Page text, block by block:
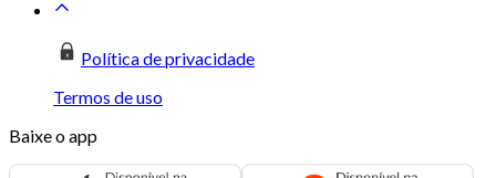
Política de privacidade
Termos de uso
Baixe o app